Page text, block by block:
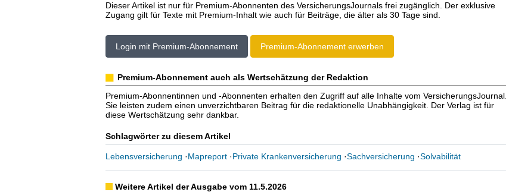
Dieser Artikel ist nur für Premium-Abonnenten des VersicherungsJournals frei zugänglich. Der exklusive
Zugang gilt für Texte mit Premium-Inhalt wie auch für Beiträge, die älter als 30 Tage sind.
Login mit Premium-Abonnement Premium-Abonnement erwerben
Premium-Abonnement auch als Wertschätzung der Redaktion
Premium-Abonnentinnen und -Abonnenten erhalten den Zugriff auf alle Inhalte vom VersicherungsJournal.
Sie leisten zudem einen unverzichtbaren Beitrag für die redaktionelle Unabhängigkeit. Der Verlag ist für
diese Wertschätzung sehr dankbar.
Schlagwörter zu diesem Artikel
Lebensversicherung ·Mapreport·Private Krankenversicherung ·Sachversicherung ·Solvabilität
Weitere Artikel der Ausgabe vom 11.5.2026